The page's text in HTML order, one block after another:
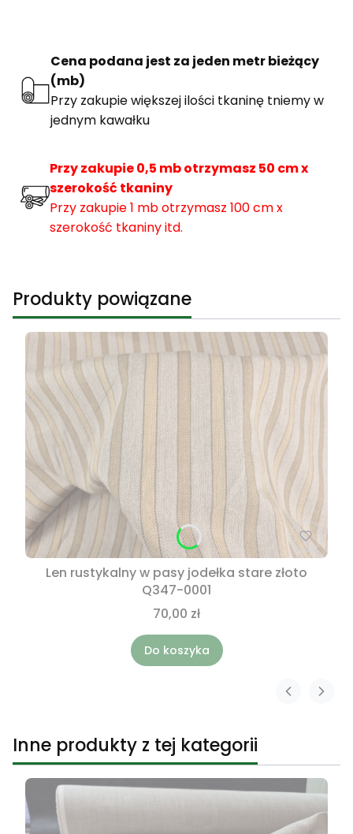
Cena podana jest za jeden metr bieżący
(mb)
Przy zakupie większej ilości tkaninę tniemy w
jednym kawałku
Przy zakupie 0,5 mb otrzymasz 50 cm x
szerokość tkaniny
Przy zakupie 1 mb otrzymasz 100 cm x
szerokość tkaniny itd.
Produkty powiązane
Len rustykalny w pasy jodełka stare złoto
Q347-0001
70,00 zł
Do koszyka
Inne produkty z tej kategorii